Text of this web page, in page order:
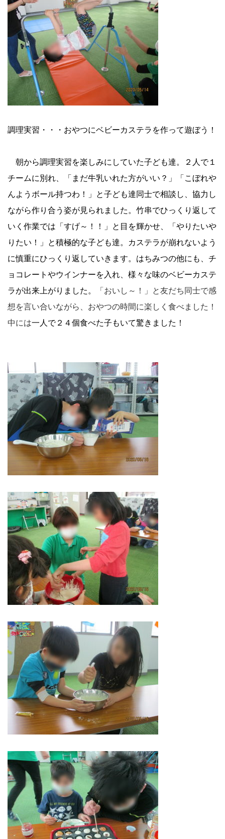
調理実習・・・おやつにベビーカステラを作って遊ぼう！
朝から調理実習を楽しみにしていた子ども達。２人で１
チームに別れ、「まだ牛乳いれた方がいい？」「こぼれや
んようボール持つわ！」と子ども達同士で相談し、協力し
ながら作り合う姿が見られました。 竹串でひっくり返して
いく作業では「すげ～！！」と目を輝かせ、「やりたいや
りたい！」と積極的な子ども達。カステラが崩れないよう
に慎重にひっくり返していきます。はちみつの他にも、チ
ョコレートやウインナーを入れ、様々な味のベビーカステ
ラが出来上がりました。
「おいし～！」と友だち同士で感
想を言い合いながら、おやつの時間に楽しく食べました！
中には一人で２４個食べた子もいて驚きました！